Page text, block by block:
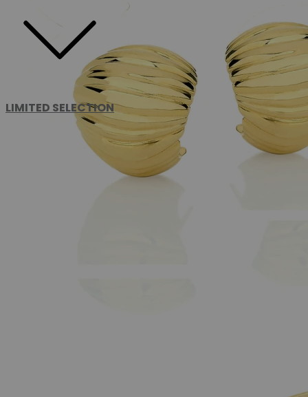
LIMITED SELECTION